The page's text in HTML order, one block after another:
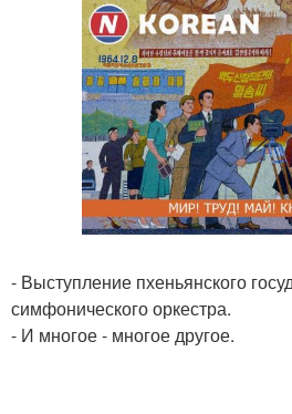
- Выступление пхеньянского
симфонического оркестра.
- И многое - многое другое.